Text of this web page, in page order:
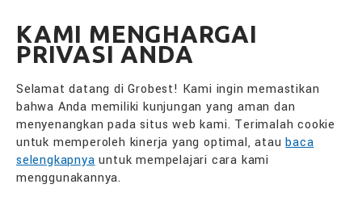
KAMI MENGHARGAI
PRIVASI ANDA
Selamat datang di Grobest! Kami ingin memastikan
bahwa Anda memiliki kunjungan yang aman dan
menyenangkan pada situs web kami. Terimalah cookie
untuk memperoleh kinerja yang optimal, ataubaca
selengkapnya untuk mempelajari cara kami
menggunakannya.